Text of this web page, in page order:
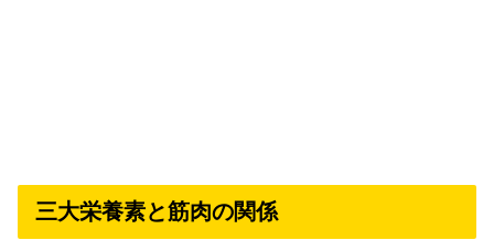
三大栄養素と筋肉の関係